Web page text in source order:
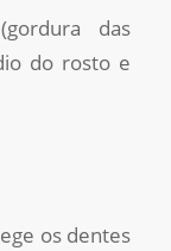
das
do rosto e
os dentes